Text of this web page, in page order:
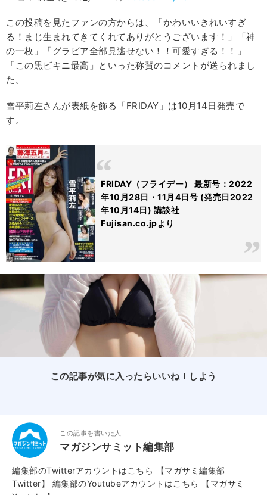
この投稿を見たファンの方からは、「かわいいきれいすぎ
る！まじ生まれてきてくれてありがとうございます！」「神
の一枚」「グラビア全部見逃せない！！可愛すぎる！！」
「この黒ビキニ最高」といった称賛のコメントが送られまし
た。
雪平莉左さんが表紙を飾る「FRIDAY」は10月14日発売で
す。
FRIDAY（フライデー） 最新号：2022
年10月28日・11月4日号 (発売日2022
年10月14日) 講談社
Fujisan.co.jpより
この記事が気に入ったらいいね！しよう
この記事を書いた人
マガジンサミット編集部
編集部のTwitterアカウントはこちら
【マガサミ編集部
Twitter】
編集部のYoutubeアカウントはこちら
【マガサミ